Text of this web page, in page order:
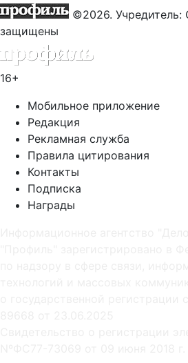
©2026.
защищены
16+
Мобильное приложение
Редакция
Рекламная служба
Правила цитирования
Контакты
Подписка
Награды